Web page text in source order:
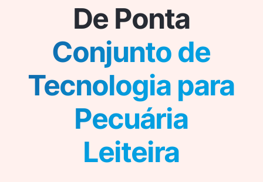
De Ponta
Conjunto de
Tecnologia para
Pecuária
Leiteira